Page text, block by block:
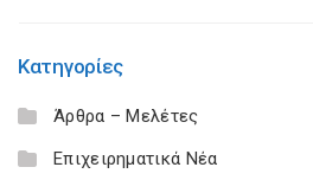
Κατηγορίες
Άρθρα – Μελέτες
Επιχειρηματικά Νέα